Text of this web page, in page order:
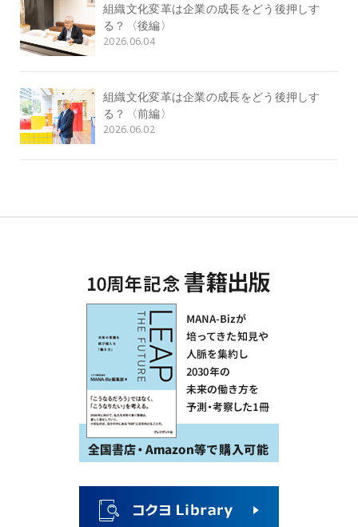
組織文化変革は企業の成長をどう後押しす
る？〈後編〉
2026.06.04
組織文化変革は企業の成長をどう後押しす
る？〈前編〉
2026.06.02